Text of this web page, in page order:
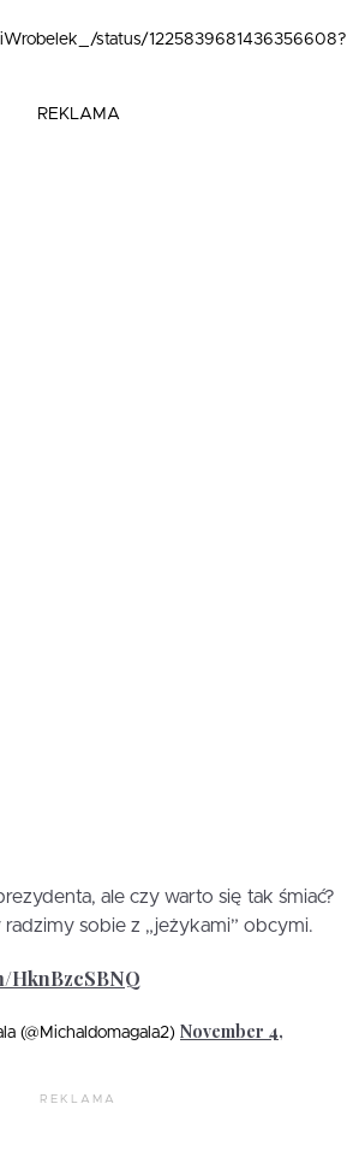
status/1225839681436356608?
REKLAMA
ale czy warto się tak śmiać?
radzimy sobie z „jeżykami” obcymi.
HknBzcSBNQ
(@Michaldomagala2) November 4,
REKLAMA